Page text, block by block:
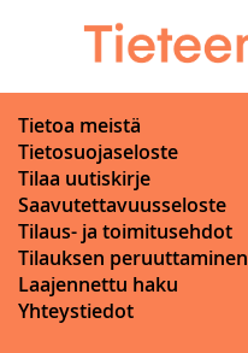
Tietoa meistä
Tietosuojaseloste
Tilaa uutiskirje
Saavutettavuusseloste
Tilaus- ja toimitusehdot
Tilauksen peruuttaminen
Laajennettu haku
Yhteystiedot